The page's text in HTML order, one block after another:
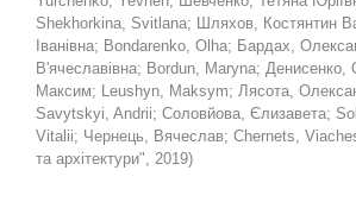
Shekhorkina, Svitlana; Шляхов, Костянтин
Іванівна; Bondarenko, Olha; Бардах,
В'ячеславівна; Bordun, Maryna; Денисенко,
Максим; Leushyn, Maksym; Лясота,
Savytskyi, Andrii; Соловйова, Єлизавета;
Vitalii; Чернець, Вячеслав; Chernets,
та архітектури", 2019)